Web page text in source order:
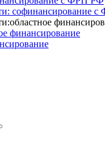
софинансирование
финансирование